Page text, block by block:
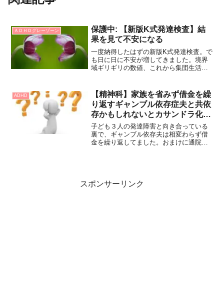
ＡＤＨＤグレーゾーン
保護中: 【新版K式発達検査】結
果を見て不安になる
一度納得したはずの新版K式発達検査。で
も日に日に不安が増してきました。境界
域ギリギリの数値、これから集団生活に
責めにする私です…
ADHD
【精神科】家族を省みず借金を繰
り返すギャンブル依存症夫と共依
存かもしれないとカサンドラ化す
る私
子ども３人の発達障害と向き合っている
裏で、ギャンブル依存夫は相変わらず借
金を繰り返してました。おまけに通院も1
スポンサーリンク